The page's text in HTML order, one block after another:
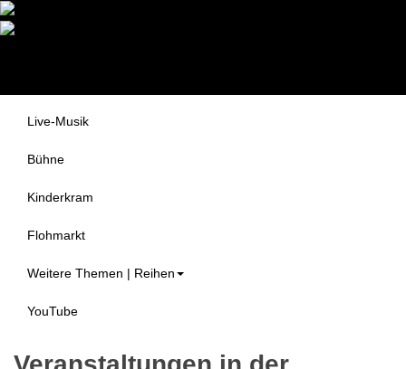
Themen
Live-Musik
Bühne
Kinderkram
Flohmarkt
Weitere Themen | Reihen
YouTube